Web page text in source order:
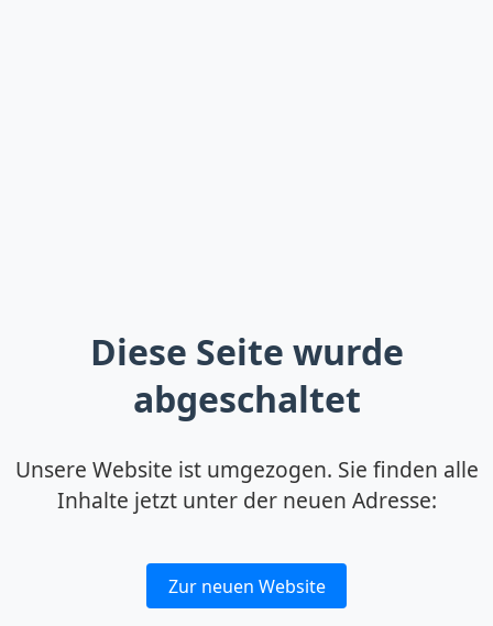
Diese Seite wurde
abgeschaltet
Unsere Website ist umgezogen. Sie finden alle
Inhalte jetzt unter der neuen Adresse:
Zur neuen Website